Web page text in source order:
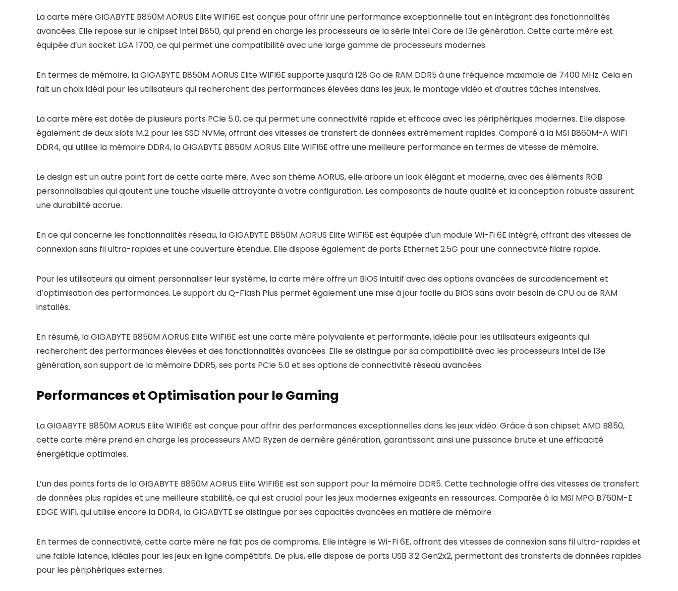
La carte mère GIGABYTE B850M AORUS Elite WIFI6E est conçue pour offrir une performance exceptionnelle tout en intégrant des fonctionnalités
avancées. Elle repose sur le chipset Intel B850, qui prend en charge les processeurs de la série Intel Core de 13e génération. Cette carte mère est
équipée d’un socket LGA 1700, ce qui permet une compatibilité avec une large gamme de processeurs modernes.
En termes de mémoire, la GIGABYTE B850M AORUS Elite WIFI6E supporte jusqu’à 128 Go de RAM DDR5 à une fréquence maximale de 7400 MHz. Cela en
fait un choix idéal pour les utilisateurs qui recherchent des performances élevées dans les jeux, le montage vidéo et d’autres tâches intensives.
La carte mère est dotée de plusieurs ports PCIe 5.0, ce qui permet une connectivité rapide et efficace avec les périphériques modernes. Elle dispose
également de deux slots M.2 pour les SSD NVMe, offrant des vitesses de transfert de données extrêmement rapides. Comparé à la MSI B860M-A WIFI
DDR4, qui utilise la mémoire DDR4, la GIGABYTE B850M AORUS Elite WIFI6E offre une meilleure performance en termes de vitesse de mémoire.
Le design est un autre point fort de cette carte mère. Avec son thème AORUS, elle arbore un look élégant et moderne, avec des éléments RGB
personnalisables qui ajoutent une touche visuelle attrayante à votre configuration. Les composants de haute qualité et la conception robuste assurent
une durabilité accrue.
En ce qui concerne les fonctionnalités réseau, la GIGABYTE B850M AORUS Elite WIFI6E est équipée d’un module Wi-Fi 6E intégré, offrant des vitesses de
connexion sans fil ultra-rapides et une couverture étendue. Elle dispose également de ports Ethernet 2.5G pour une connectivité filaire rapide.
Pour les utilisateurs qui aiment personnaliser leur système, la carte mère offre un BIOS intuitif avec des options avancées de surcadencement et
d’optimisation des performances. Le support du Q-Flash Plus permet également une mise à jour facile du BIOS sans avoir besoin de CPU ou de RAM
installés.
En résumé, la GIGABYTE B850M AORUS Elite WIFI6E est une carte mère polyvalente et performante, idéale pour les utilisateurs exigeants qui
recherchent des performances élevées et des fonctionnalités avancées. Elle se distingue par sa compatibilité avec les processeurs Intel de 13e
génération, son support de la mémoire DDR5, ses ports PCIe 5.0 et ses options de connectivité réseau avancées.
Performances et Optimisation pour le Gaming
La GIGABYTE B850M AORUS Elite WIFI6E est conçue pour offrir des performances exceptionnelles dans les jeux vidéo. Grâce à son chipset AMD B850,
cette carte mère prend en charge les processeurs AMD Ryzen de dernière génération, garantissant ainsi une puissance brute et une efficacité
énergétique optimales.
L’un des points forts de la GIGABYTE B850M AORUS Elite WIFI6E est son support pour la mémoire DDR5. Cette technologie offre des vitesses de transfert
de données plus rapides et une meilleure stabilité, ce qui est crucial pour les jeux modernes exigeants en ressources. Comparée à la MSI MPG B760M-E
EDGE WIFI, qui utilise encore la DDR4, la GIGABYTE se distingue par ses capacités avancées en matière de mémoire.
En termes de connectivité, cette carte mère ne fait pas de compromis. Elle intègre le Wi-Fi 6E, offrant des vitesses de connexion sans fil ultra-rapides et
une faible latence, idéales pour les jeux en ligne compétitifs. De plus, elle dispose de ports USB 3.2 Gen2x2, permettant des transferts de données rapides
pour les périphériques externes.